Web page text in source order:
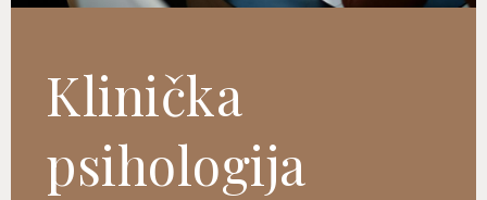
Klinička
psihologija